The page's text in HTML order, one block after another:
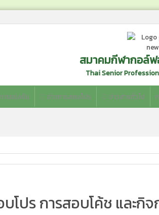
สมาคมกีฬากอล์ฟ
Thai Senior
ารแข่งขัน ข่าวการสอบโปร ข่าวสารทั่วไป
โปร การสอบโค้ช และกิ